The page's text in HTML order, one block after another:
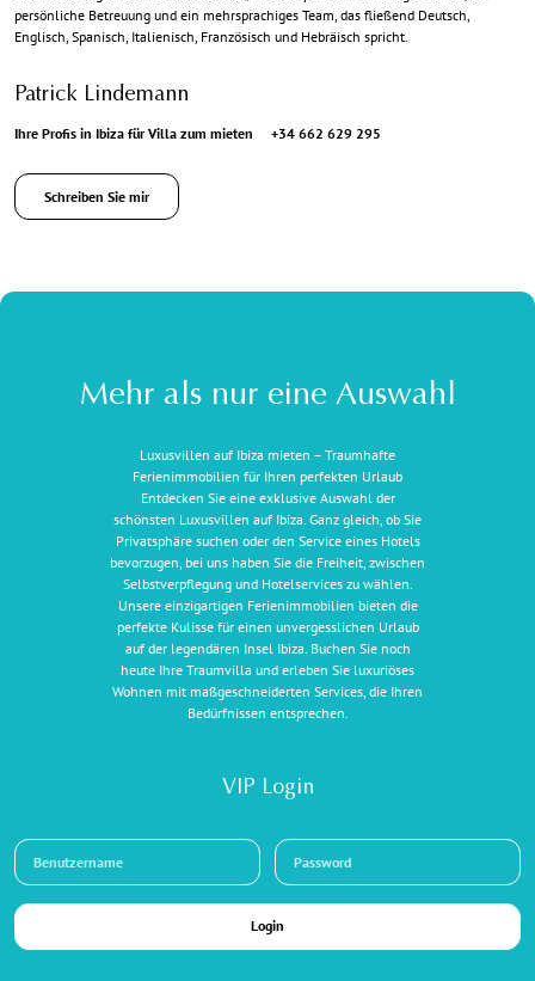
persönliche Betreuung und ein mehrsprachiges Team, das fließend Deutsch,
Englisch, Spanisch, Italienisch, Französisch und Hebräisch spricht.
Patrick Lindemann
Ihre Profis in Ibiza für Villa zum mieten +34 662 629 295
Schreiben Sie mir
Mehr als nur eine Auswahl
Luxusvillen auf Ibiza mieten – Traumhafte
Ferienimmobilien für Ihren perfekten Urlaub
Entdecken Sie eine exklusive Auswahl der
schönsten Luxusvillen auf Ibiza. Ganz gleich, ob Sie
Privatsphäre suchen oder den Service eines Hotels
bevorzugen, bei uns haben Sie die Freiheit, zwischen
Selbstverpflegung und Hotelservices zu wählen.
Unsere einzigartigen Ferienimmobilien bieten die
perfekte Kulisse für einen unvergesslichen Urlaub
auf der legendären Insel Ibiza. Buchen Sie noch
heute Ihre Traumvilla und erleben Sie luxuriöses
Wohnen mit maßgeschneiderten Services, die Ihren
Bedürfnissen entsprechen.
VIP Login
Login